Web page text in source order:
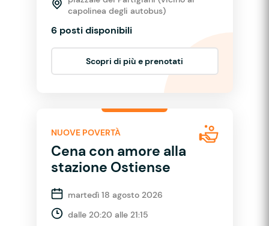
capolinea degli autobus)
6 posti disponibili
Scopri di più e prenotati
NUOVE POVERTÀ
Cena con amore alla
stazione Ostiense
martedì 18 agosto 2026
dalle 20:20 alle 21:15